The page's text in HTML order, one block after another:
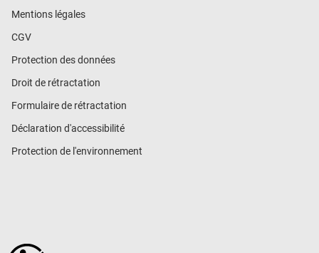
Mentions légales
CGV
Protection des données
Droit de rétractation
Formulaire de rétractation
Déclaration d'accessibilité
Protection de l'environnement